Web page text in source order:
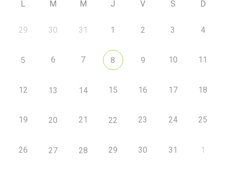
L M M J V S D
29 30 31 1 2 3 4
5 6 7 8 9 10 11
12 13 14 15 16 17 18
19 20 21 22 23 24 25
26 27 28 29 30 31 1